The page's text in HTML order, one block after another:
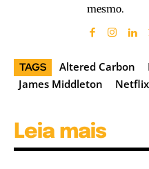
mesmo.
TAGS Altered Carbon
James Middleton
Netflix
Leia mais